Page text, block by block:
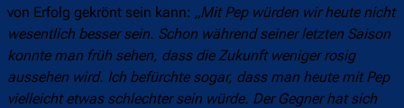
von Erfolg gekrönt sein kann: „Mit Pep würden wir heute nicht
wesentlich besser sein. Schon während seiner letzten Saison
konnte man früh sehen, dass die Zukunft weniger rosig
aussehen wird. Ich befürchte sogar, dass man heute mit Pep
vielleicht etwas schlechter sein würde. Der Gegner hat sich